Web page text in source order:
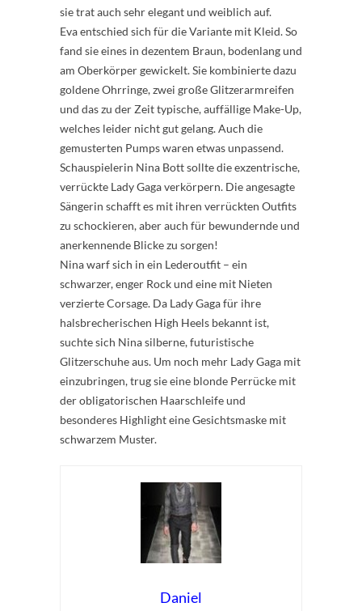
sie trat auch sehr elegant und weiblich auf.
Eva entschied sich für die Variante mit Kleid. So
fand sie eines in dezentem Braun, bodenlang und
am Oberkörper gewickelt. Sie kombinierte dazu
goldene Ohrringe, zwei große Glitzerarmreifen
und das zu der Zeit typische, auffällige Make-Up,
welches leider nicht gut gelang. Auch die
gemusterten Pumps waren etwas unpassend.
Schauspielerin Nina Bott sollte die exzentrische,
verrückte Lady Gaga verkörpern. Die angesagte
Sängerin schafft es mit ihren verrückten Outfits
zu schockieren, aber auch für bewundernde und
anerkennende Blicke zu sorgen!
Nina warf sich in ein Lederoutfit – ein
schwarzer, enger Rock und eine mit Nieten
verzierte Corsage. Da Lady Gaga für ihre
halsbrecherischen High Heels bekannt ist,
suchte sich Nina silberne, futuristische
Glitzerschuhe aus. Um noch mehr Lady Gaga mit
einzubringen, trug sie eine blonde Perrücke mit
der obligatorischen Haarschleife und
besonderes Highlight eine Gesichtsmaske mit
schwarzem Muster.
Daniel